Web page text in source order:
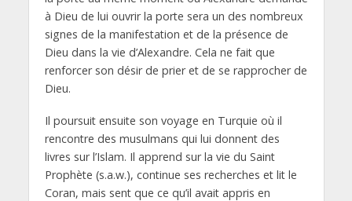
à Dieu de lui ouvrir la porte sera un des nombreux
signes de la manifestation et de la présence de
Dieu dans la vie d’Alexandre. Cela ne fait que
renforcer son désir de prier et de se rapprocher de
Dieu.
Il poursuit ensuite son voyage en Turquie où il
rencontre des musulmans qui lui donnent des
livres sur l’Islam. Il apprend sur la vie du Saint
Prophète (s.a.w.), continue ses recherches et lit le
Coran, mais sent que ce qu’il avait appris en